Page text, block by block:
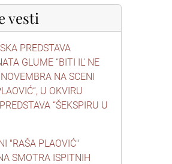
vesti
PREDSTAVA
GLUME “BITI IL' NE
NA SCENI
U OKVIRU
“ŠEKSPIRU U
"RAŠA PLAOVIĆ"
SMOTRA ISPITNIH